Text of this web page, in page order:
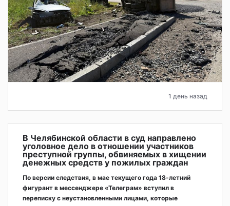
1 день назад
В Челябинской области в суд направлено
уголовное дело в отношении участников
преступной группы, обвиняемых в хищении
денежных средств у пожилых граждан
По версии следствия, в мае текущего года 18-летний
фигурант в мессенджере «Телеграм» вступил в
переписку с неустановленными лицами, которые